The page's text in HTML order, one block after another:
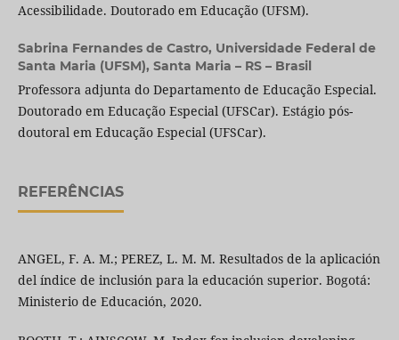
Acessibilidade. Doutorado em Educação (UFSM).
Sabrina Fernandes de Castro, Universidade Federal de
Santa Maria (UFSM), Santa Maria – RS – Brasil
Professora adjunta do Departamento de Educação Especial.
Doutorado em Educação Especial (UFSCar). Estágio pós-
doutoral em Educação Especial (UFSCar).
REFERÊNCIAS
ANGEL, F. A. M.; PEREZ, L. M. M. Resultados de la aplicación
del índice de inclusión para la educación superior. Bogotá:
Ministerio de Educación, 2020.